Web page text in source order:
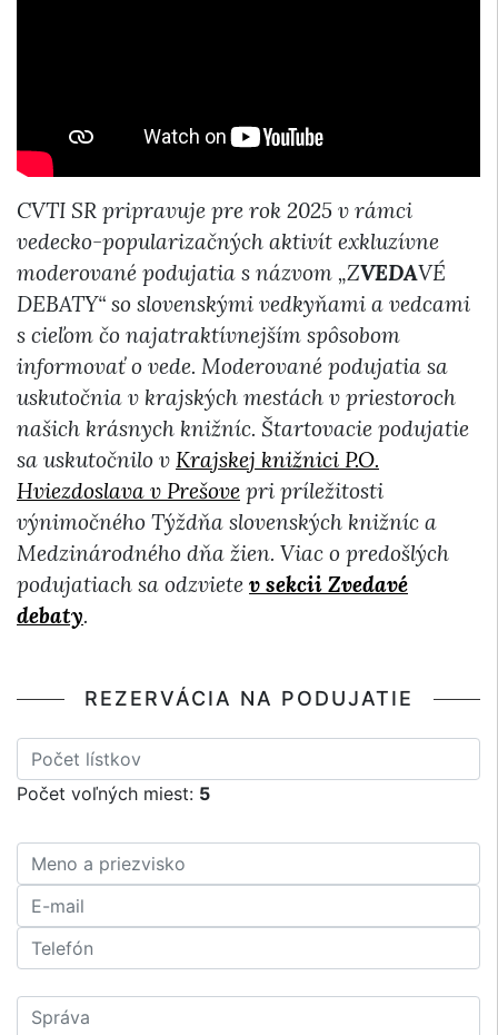
CVTI SR pripravuje pre rok 2025 v rámci
vedecko-popularizačných aktivít exkluzívne
moderované podujatia s názvom „ZVEDAVÉ
DEBATY“ so slovenskými vedkyňami a vedcami
s cieľom čo najatraktívnejším spôsobom
informovať o vede. Moderované podujatia sa
uskutočnia v krajských mestách v priestoroch
našich krásnych knižníc. Štartovacie podujatie
sa uskutočnilo v Krajskej knižnici P.O.
Hviezdoslava v Prešove pri príležitosti
výnimočného Týždňa slovenských knižníc a
Medzinárodného dňa žien. Viac o predošlých
podujatiach sa odzviete v sekcii Zvedavé
debaty.
REZERVÁCIA NA PODUJATIE
Počet voľných miest: 5